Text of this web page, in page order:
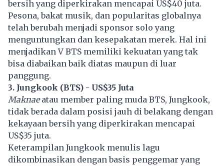
bersih yang diperkirakan mencapai US$40 juta.
Pesona, bakat musik, dan popularitas globalnya
telah berubah menjadi sponsor solo yang
menguntungkan dan kesepakatan merek. Hal ini
menjadikan V BTS memiliki kekuatan yang tak
bisa diabaikan baik diatas maupun di luar
panggung.
3. Jungkook (BTS) - US$35 Juta
Maknaeatau member paling muda BTS, Jungkook,
tidak berada dalam posisi jauh di belakang dengan
kekayaan bersih yang diperkirakan mencapai
US$35 juta.
Keterampilan Jungkook menulis lagu
dikombinasikan dengan basis penggemar yang